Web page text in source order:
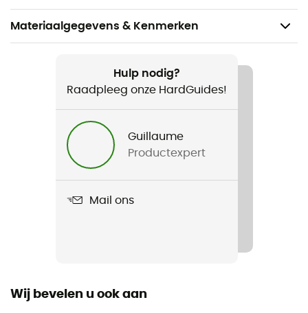
Materiaalgegevens & Kenmerken
Cargo Bootcut Conver
Hulp nodig?
Raadpleeg onze HardGuides!
Guillaume
Productexpert
Mail ons
Wij bevelen u ook aan